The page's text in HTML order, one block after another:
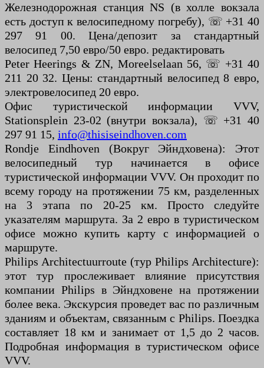
Железнодорожная станция NS (в холле вокзала
есть доступ к велосипедному погребу), ☏ +31 40
297 91 00. Цена/депозит за стандартный
велосипед 7,50 евро/50 евро. редактировать
Peter Heerings & ZN, Moreelselaan 56, ☏ +31 40
211 20 32. Цены: стандартный велосипед 8 евро,
электровелосипед 20 евро.
Офис туристической информации VVV,
Stationsplein 23-02 (внутри вокзала), ☏ +31 40
297 91 15, info@thisiseindhoven.com
Rondje Eindhoven (Вокруг Эйндховена): Этот
велосипедный тур начинается в офисе
туристической информации VVV. Он проходит по
всему городу на протяжении 75 км, разделенных
на 3 этапа по 20-25 км. Просто следуйте
указателям маршрута. За 2 евро в туристическом
офисе можно купить карту с информацией о
маршруте.
Philips Architectuurroute (тур Philips Architecture):
этот тур прослеживает влияние присутствия
компании Philips в Эйндховене на протяжении
более века. Экскурсия проведет вас по различным
зданиям и объектам, связанным с Philips. Поездка
составляет 18 км и занимает от 1,5 до 2 часов.
Подробная информация в туристическом офисе
VVV.